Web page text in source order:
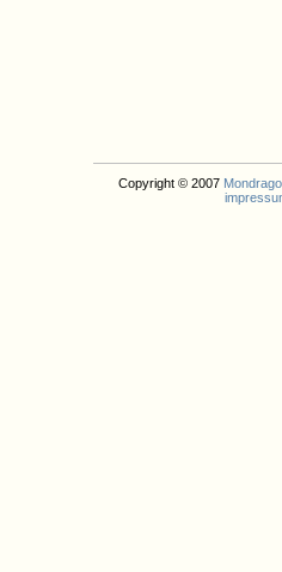
Copyright © 2007